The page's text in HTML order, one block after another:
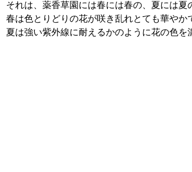
それは、薬香草園には春には春の、夏には夏
春は色とりどりの花が咲き乱れとても華やか
夏は強い紫外線に耐えるかのように花の色を